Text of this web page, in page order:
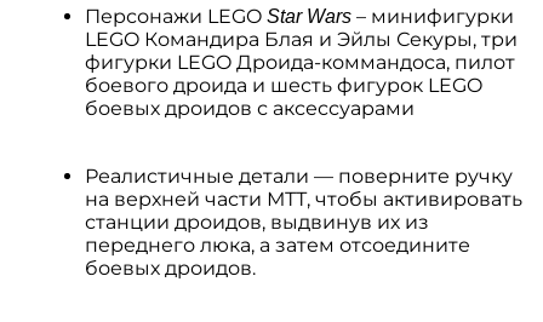
Персонажи LEGO Star Wars – минифигурки
LEGO Командира Блая и Эйлы Секуры, три
фигурки LEGO Дроида-коммандоса, пилот
боевого дроида и шесть фигурок LEGO
боевых дроидов с аксессуарами
Реалистичные детали — поверните ручку
на верхней части МТТ, чтобы активировать
станции дроидов, выдвинув их из
переднего люка, а затем отсоедините
боевых дроидов.